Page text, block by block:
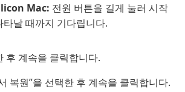
Mac: 전원 버튼을 길게 눌러 시작
타날 때까지 기다립니다.
후 계속을 클릭합니다.
복원”을 선택한 후 계속을 클릭합니다.